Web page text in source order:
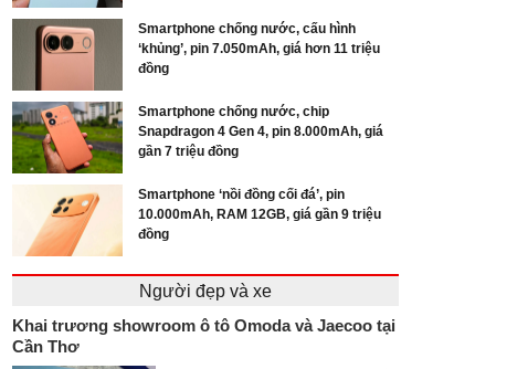
Smartphone chống nước, cấu hình
‘khủng’, pin 7.050mAh, giá hơn 11 triệu
đồng
Smartphone chống nước, chip
Snapdragon 4 Gen 4, pin 8.000mAh, giá
gần 7 triệu đồng
Smartphone ‘nồi đồng cối đá’, pin
10.000mAh, RAM 12GB, giá gần 9 triệu
đồng
Người đẹp và xe
Khai trương showroom ô tô Omoda và Jaecoo tại
Cần Thơ